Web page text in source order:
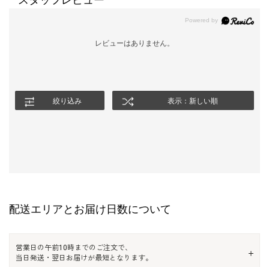
レビューはありません。
絞り込み 表示：新しい順
配送エリアとお届け日数について
営業日の午前10時までのご注文で、
当日発送・翌日お届けが最短となります。